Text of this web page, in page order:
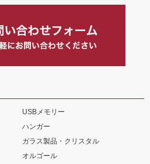
USBメモリー
ハンガー
ガラス製品・クリスタル
オルゴール